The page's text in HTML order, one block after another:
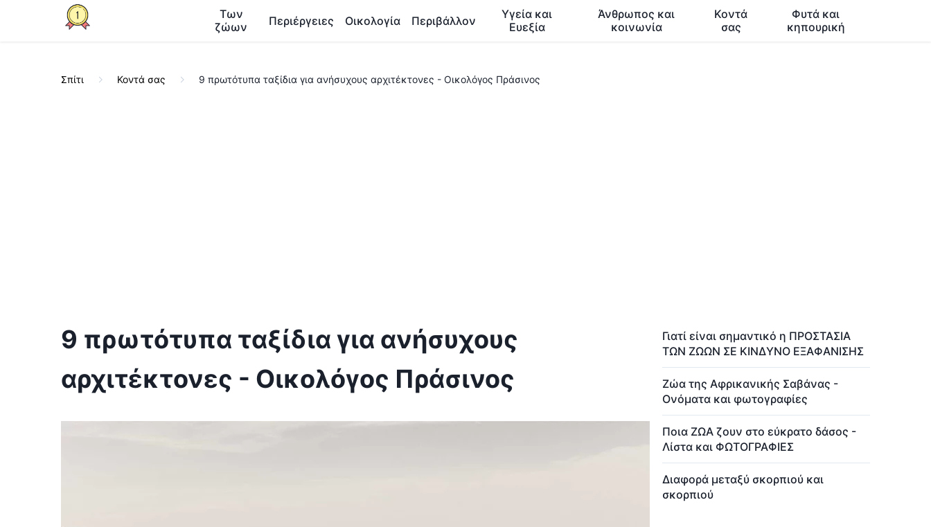
Των
ζώων
Περιέργειες Οικολογία Περιβάλλον
Υγεία και
Ευεξία
Άνθρωπος και
κοινωνία
Κοντά
σας
Φυτά και
κηπουρική
Σπίτι Κοντά σας 9 πρωτότυπα ταξίδια για ανήσυχους αρχιτέκτονες - Οικολόγος Πράσινος
9 πρωτότυπα ταξίδια για ανήσυχους
αρχιτέκτονες - Οικολόγος Πράσινος
Γιατί είναι σημαντικό η ΠΡΟΣΤΑΣΙΑ
ΤΩΝ ΖΩΩΝ ΣΕ ΚΙΝΔΥΝΟ ΕΞΑΦΑΝΙΣΗΣ
Ζώα της Αφρικανικής Σαβάνας -
Ονόματα και φωτογραφίες
Ποια ΖΩΑ ζουν στο εύκρατο δάσος -
Λίστα και ΦΩΤΟΓΡΑΦΙΕΣ
Διαφορά μεταξύ σκορπιού και
σκορπιού